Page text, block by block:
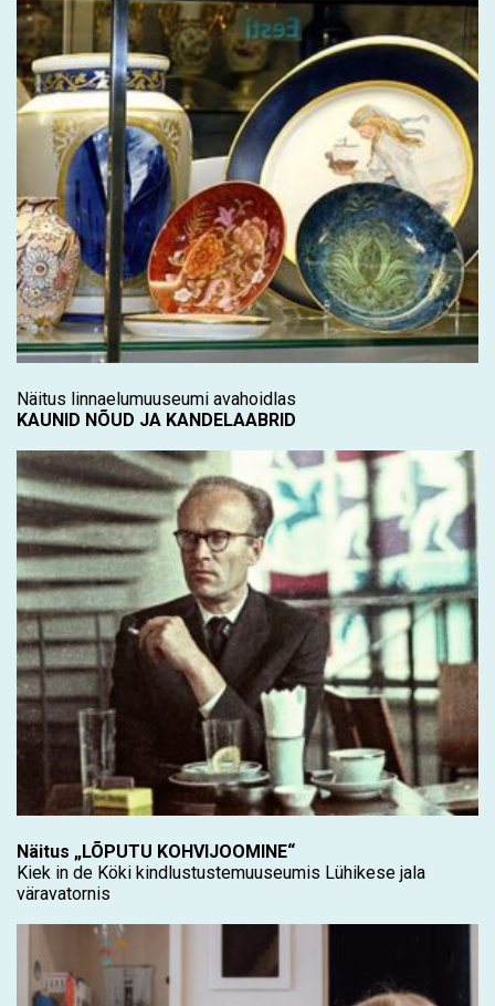
Näitus linnaelumuuseumi avahoidlas
KAUNID NÕUD JA KANDELAABRID
Näitus „LÕPUTU KOHVIJOOMINE“
Kiek in de Köki kindlustustemuuseumis Lühikese jala
väravatornis